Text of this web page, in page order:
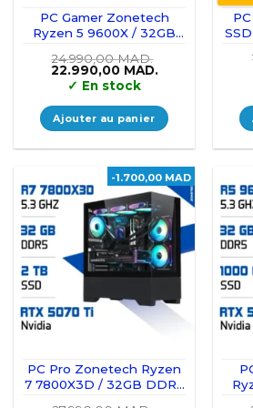
PC Gamer Zonetech
Ryzen 5 9600X / 32GB
5070
24.990,00MAD.
Le
initial
était :
24.990,00 MAD..
22.990,00 MAD.Le
est :
22.990,00
✓ En stock
Ajouter au panier
-1.700,00 MAD
PC Pro Zonetech Ryzen
7 7800X3D / 32GB DDR5